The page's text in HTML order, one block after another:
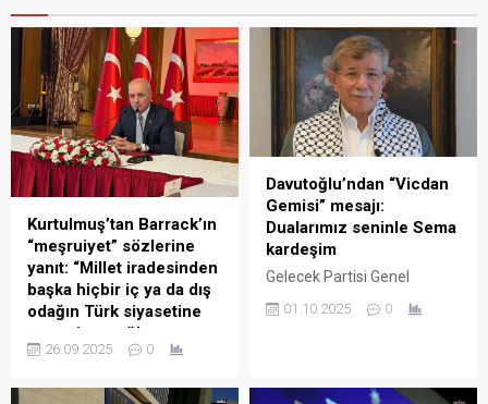
Kurtulmuş’tan Barrack’ın
“meşruiyet” sözlerine
yanıt: “Millet iradesinden
başka hiçbir iç ya da dış
odağın Türk siyasetine
meşruiyet sağlaması
mümkün değildir”
26.09.2025 0
Davutoğlu’ndan “Vicdan
Gemisi” mesajı:
Dualarımız seninle Sema
kardeşim
Gelecek Partisi Genel
sosyal medya hesabından
çıkan “Vicdan Gemisi”ne
01.10.2025 0